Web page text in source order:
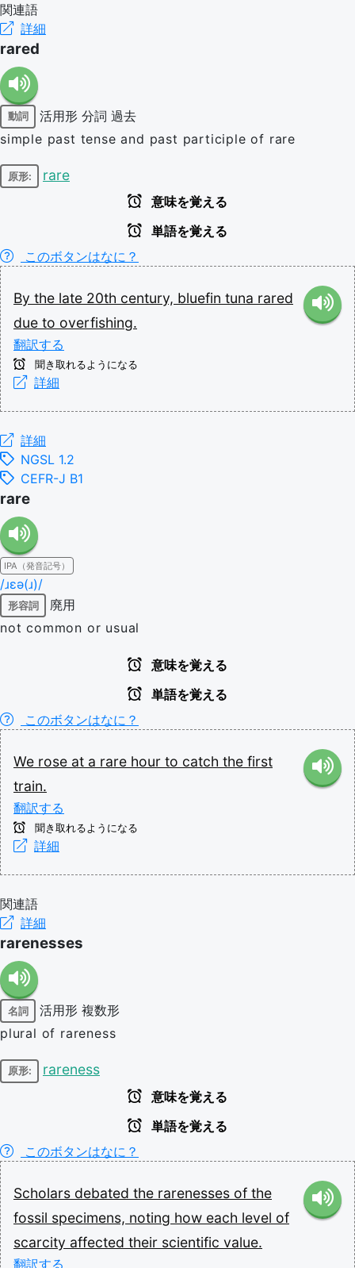
関連語
詳細
rared
動詞 活用形 分詞 過去
simple past tense and past participle of rare
原形: rare
意味を覚える
単語を覚える
このボタンはなに？
By the late 20th century, bluefin tuna rared
due to overfishing.
翻訳する
聞き取れるようになる
詳細
詳細
NGSL 1.2
CEFR-J B1
rare
IPA（発音記号）
/ɹɛə(ɹ)/
形容詞
廃用
not common or usual
意味を覚える
単語を覚える
このボタンはなに？
We rose at a rare hour to catch the first
train.
翻訳する
聞き取れるようになる
詳細
関連語
詳細
rarenesses
名詞 活用形 複数形
plural of rareness
原形: rareness
意味を覚える
単語を覚える
このボタンはなに？
Scholars debated the rarenesses of the
fossil specimens, noting how each level of
scarcity affected their scientific value.
翻訳する